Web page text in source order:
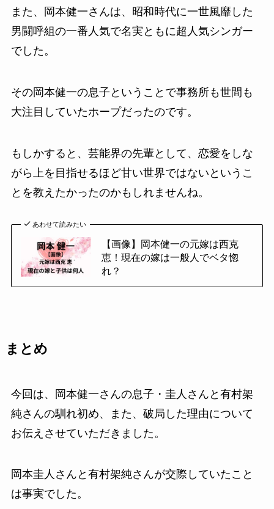
また、岡本健一さんは、昭和時代に一世風靡した
男闘呼組の一番人気で名実ともに超人気シンガー
でした。
その岡本健一の息子ということで事務所も世間も
大注目していたホープだったのです。
もしかすると、芸能界の先輩として、恋愛をしな
がら上を目指せるほど甘い世界ではないというこ
とを教えたかったのかもしれませんね。
あわせて読みたい
【画像】岡本健一の元嫁は西克
恵！現在の嫁は一般人でベタ惚
れ？
まとめ
今回は、岡本健一さんの息子・圭人さんと有村架
純さんの馴れ初め、また、破局した理由について
お伝えさせていただきました。
岡本圭人さんと有村架純さんが交際していたこと
は事実でした。